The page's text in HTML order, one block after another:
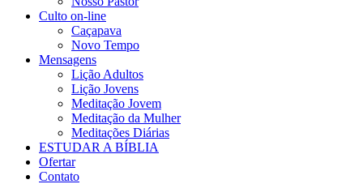
Culto on-line
Caçapava
Novo Tempo
Mensagens
Lição Adultos
Lição Jovens
Meditação Jovem
Meditação da Mulher
Meditações Diárias
ESTUDAR A BÍBLIA
Ofertar
Contato